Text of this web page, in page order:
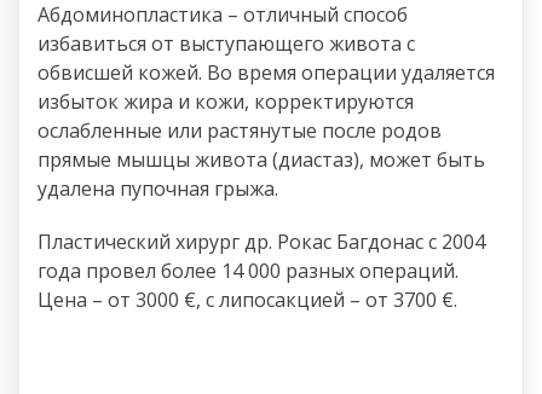
Абдоминопластика – отличный способ
избавиться от выступающего живота с
обвисшей кожей. Во время операции удаляется
избыток жира и кожи, корректируются
ослабленные или растянутые после родов
прямые мышцы живота (диастаз), может быть
удалена пупочная грыжа.
Пластический хирург др. Рокас Багдонас с 2004
года провел более 14 000 разных операций.
Цена – от 3000 €, с липосакцией – от 3700 €.